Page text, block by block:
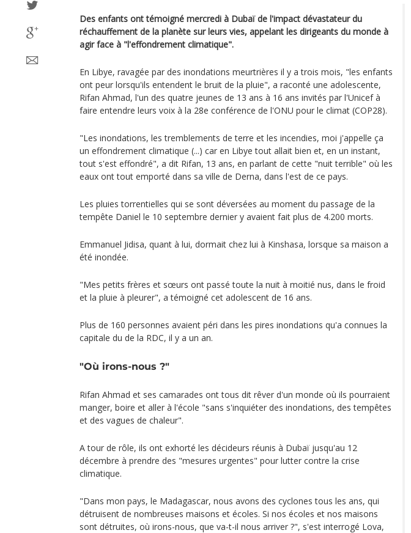
Des enfants ont témoigné mercredi à Dubaï de l'impact dévastateur du
réchauffement de la planète sur leurs vies, appelant les dirigeants du monde à
agir face à "l'effondrement climatique".
En Libye, ravagée par des inondations meurtrières il y a trois mois, "les enfants
ont peur lorsqu'ils entendent le bruit de la pluie", a raconté une adolescente,
Rifan Ahmad, l'un des quatre jeunes de 13 ans à 16 ans invités par l'Unicef à
faire entendre leurs voix à la 28e conférence de l'ONU pour le climat (COP28).
"Les inondations, les tremblements de terre et les incendies, moi j'appelle ça
un effondrement climatique (...) car en Libye tout allait bien et, en un instant,
tout s'est effondré", a dit Rifan, 13 ans, en parlant de cette "nuit terrible" où les
eaux ont tout emporté dans sa ville de Derna, dans l'est de ce pays.
Les pluies torrentielles qui se sont déversées au moment du passage de la
tempête Daniel le 10 septembre dernier y avaient fait plus de 4.200 morts.
Emmanuel Jidisa, quant à lui, dormait chez lui à Kinshasa, lorsque sa maison a
été inondée.
"Mes petits frères et sœurs ont passé toute la nuit à moitié nus, dans le froid
et la pluie à pleurer", a témoigné cet adolescent de 16 ans.
Plus de 160 personnes avaient péri dans les pires inondations qu'a connues la
capitale du de la RDC, il y a un an.
"Où irons-nous ?"
Rifan Ahmad et ses camarades ont tous dit rêver d'un monde où ils pourraient
manger, boire et aller à l'école "sans s'inquiéter des inondations, des tempêtes
et des vagues de chaleur".
A tour de rôle, ils ont exhorté les décideurs réunis à Dubaï jusqu'au 12
décembre à prendre des "mesures urgentes" pour lutter contre la crise
climatique.
"Dans mon pays, le Madagascar, nous avons des cyclones tous les ans, qui
détruisent de nombreuses maisons et écoles. Si nos écoles et nos maisons
sont détruites, où irons-nous, que va-t-il nous arriver ?", s'est interrogé Lova,